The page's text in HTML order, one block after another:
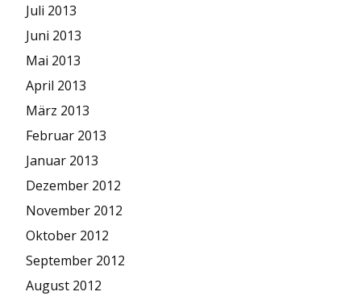
Juli 2013
Juni 2013
Mai 2013
April 2013
März 2013
Februar 2013
Januar 2013
Dezember 2012
November 2012
Oktober 2012
September 2012
August 2012